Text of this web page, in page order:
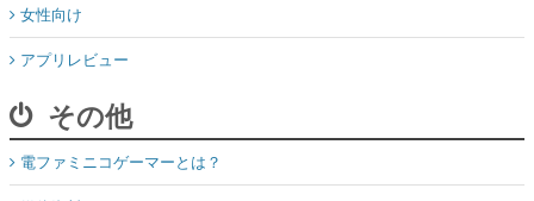
女性向け
アプリレビュー
その他
電ファミニコゲーマーとは？